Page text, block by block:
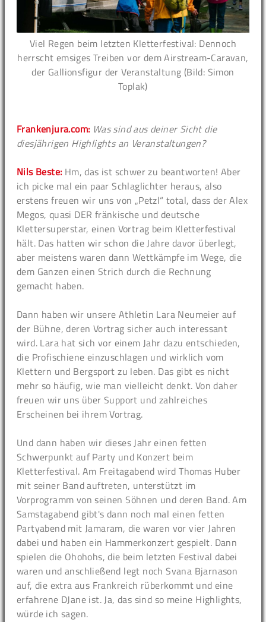
Viel Regen beim letzten Kletterfestival: Dennoch
herrscht emsiges Treiben vor dem Airstream-Caravan,
der Gallionsfigur der Veranstaltung (Bild: Simon
Toplak)
Frankenjura.com: Was sind aus deiner Sicht die
diesjährigen Highlights an Veranstaltungen?
Nils Beste: Hm, das ist schwer zu beantworten! Aber
ich picke mal ein paar Schlaglichter heraus, also
erstens freuen wir uns von „Petzl“ total, dass der Alex
Megos, quasi DER fränkische und deutsche
Klettersuperstar, einen Vortrag beim Kletterfestival
hält. Das hatten wir schon die Jahre davor überlegt,
aber meistens waren dann Wettkämpfe im Wege, die
dem Ganzen einen Strich durch die Rechnung
gemacht haben.
Dann haben wir unsere Athletin Lara Neumeier auf
der Bühne, deren Vortrag sicher auch interessant
wird. Lara hat sich vor einem Jahr dazu entschieden,
die Profischiene einzuschlagen und wirklich vom
Klettern und Bergsport zu leben. Das gibt es nicht
mehr so häufig, wie man vielleicht denkt. Von daher
freuen wir uns über Support und zahlreiches
Erscheinen bei ihrem Vortrag.
Und dann haben wir dieses Jahr einen fetten
Schwerpunkt auf Party und Konzert beim
Kletterfestival. Am Freitagabend wird Thomas Huber
mit seiner Band auftreten, unterstützt im
Vorprogramm von seinen Söhnen und deren Band. Am
Samstagabend gibt's dann noch mal einen fetten
Partyabend mit Jamaram, die waren vor vier Jahren
dabei und haben ein Hammerkonzert gespielt. Dann
spielen die Ohohohs, die beim letzten Festival dabei
waren und anschließend legt noch Svana Bjarnason
auf, die extra aus Frankreich rüberkommt und eine
erfahrene DJane ist. Ja, das sind so meine Highlights,
würde ich sagen.